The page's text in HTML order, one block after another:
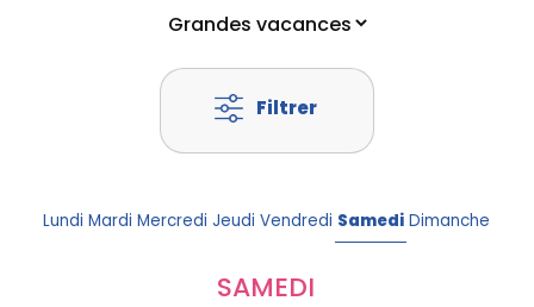
Lundi Mardi Mercredi Jeudi Vendredi Samedi Dimanche
SAMEDI